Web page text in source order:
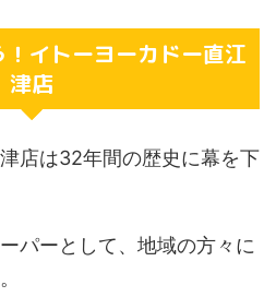
イトーヨーカドー直江
津店
店は32年間の歴史に幕を下
パーとして、地域の方々に